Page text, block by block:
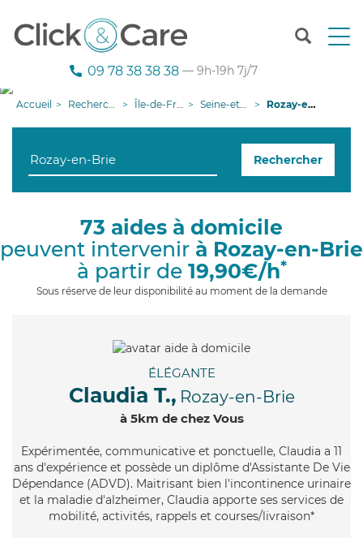
T
n
g
i
09 78 38 38 38 — 9h-19h 7j/7
Accueil Recherche aide à domicile Île-de-France Seine-et-Marne Rozay-en-Brie
Rechercher
73 aides à domicile
peuvent intervenir à Rozay-en-Brie
à partir de 19,90€/h*
Sous réserve de leur disponibilité au moment de la demande
ÉLÉGANTE
Claudia T., Rozay-en-Brie
à 5km de chez Vous
Expérimentée, communicative et ponctuelle, Claudia a 11
ans d'expérience et possède un diplôme d'Assistante De Vie
Dépendance (ADVD). Maitrisant bien l'incontinence urinaire
et la maladie d'alzheimer, Claudia apporte ses services de
mobilité, activités, rappels et courses/livraison*